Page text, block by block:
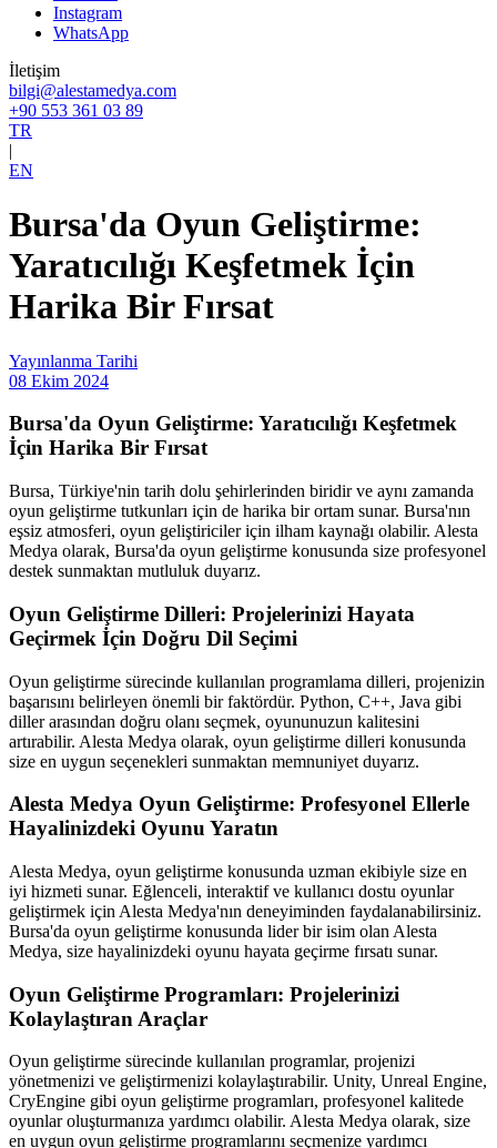
Instagram
WhatsApp
İletişim
bilgi@alestamedya.com
+90 553 361 03 89
TR
|
EN
Bursa'da Oyun Geliştirme:
Yaratıcılığı Keşfetmek İçin
Harika Bir Fırsat
Yayınlanma Tarihi
08 Ekim 2024
Bursa'da Oyun Geliştirme: Yaratıcılığı Keşfetmek
İçin Harika Bir Fırsat
Bursa, Türkiye'nin tarih dolu şehirlerinden biridir ve aynı zamanda
oyun geliştirme tutkunları için de harika bir ortam sunar. Bursa'nın
eşsiz atmosferi, oyun geliştiriciler için ilham kaynağı olabilir. Alesta
Medya olarak, Bursa'da oyun geliştirme konusunda size profesyonel
destek sunmaktan mutluluk duyarız.
Oyun Geliştirme Dilleri: Projelerinizi Hayata
Geçirmek İçin Doğru Dil Seçimi
Oyun geliştirme sürecinde kullanılan programlama dilleri, projenizin
başarısını belirleyen önemli bir faktördür. Python, C++, Java gibi
diller arasından doğru olanı seçmek, oyununuzun kalitesini
artırabilir. Alesta Medya olarak, oyun geliştirme dilleri konusunda
size en uygun seçenekleri sunmaktan memnuniyet duyarız.
Alesta Medya Oyun Geliştirme: Profesyonel Ellerle
Hayalinizdeki Oyunu Yaratın
Alesta Medya, oyun geliştirme konusunda uzman ekibiyle size en
iyi hizmeti sunar. Eğlenceli, interaktif ve kullanıcı dostu oyunlar
geliştirmek için Alesta Medya'nın deneyiminden faydalanabilirsiniz.
Bursa'da oyun geliştirme konusunda lider bir isim olan Alesta
Medya, size hayalinizdeki oyunu hayata geçirme fırsatı sunar.
Oyun Geliştirme Programları: Projelerinizi
Kolaylaştıran Araçlar
Oyun geliştirme sürecinde kullanılan programlar, projenizi
yönetmenizi ve geliştirmenizi kolaylaştırabilir. Unity, Unreal Engine,
CryEngine gibi oyun geliştirme programları, profesyonel kalitede
oyunlar oluşturmanıza yardımcı olabilir. Alesta Medya olarak, size
en uygun oyun geliştirme programlarını seçmenize yardımcı